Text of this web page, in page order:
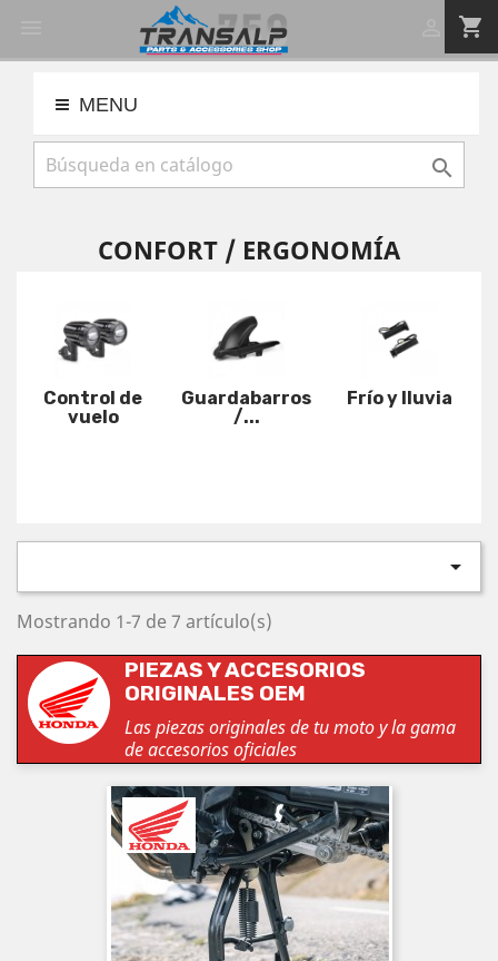
shopping_cart
MENU

CONFORT / ERGONOMÍA
Control de
vuelo
Guardabarros
/...
Frío y lluvia

Mostrando 1-7 de 7 artículo(s)
PIEZAS Y ACCESORIOS
ORIGINALES OEM
Las piezas originales de tu moto y la gama
de accesorios oficiales